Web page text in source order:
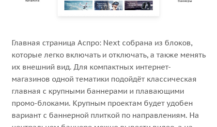
Главная страница Аспро: Next собрана из блоков,
которые легко включать и отключать, а также менять
их внешний вид. Для компактных интернет-
магазинов одной тематики подойдёт классическая
главная с крупными баннерами и плавающими
промо-блоками. Крупным проектам будет удобен
вариант с баннерной плиткой по направлениям. На